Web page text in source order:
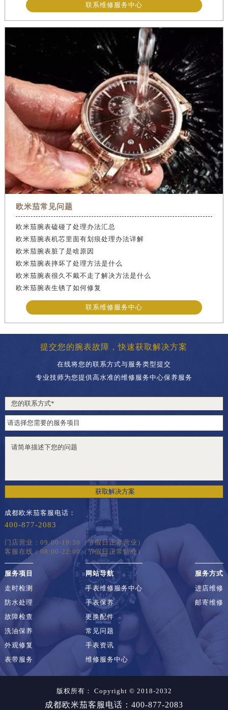
联系维修服务中心
欧米茄常见问题
欧米茄腕表磕碰了处理办法汇总
欧米茄腕表机芯里面有划痕处理办法详解
欧米茄腕表脏了是啥原因
欧米茄腕表摔坏了处理方法是什么
欧米茄腕表很久不戴不走了解决方法是什么
欧米茄腕表生锈了如何修复
联系维修服务中心
提交您的腕表故障，快速获取解决方案
在线将您的联系方式与服务类型提交
专业技师为您提供高水准的维修服务中心保养服务
获取解决方案
成都欧米茄客服电话：
400-877-2083
门店营业：09:00-19:30（节假日正常营业）
客服在线：08:00-22:00（节假日正常营业）
服务项目
走时检测
防水处理
故障检查
洗油保养
外观修复
表带服务
网站导航
手表维修服务中心
手表保养
更换配件
常见问题
手表资讯
维修服务中心
服务方式
进店维修
邮寄维修
版权所有： Copyright © 2018-2032
成都欧米茄客服电话：400-877-2083